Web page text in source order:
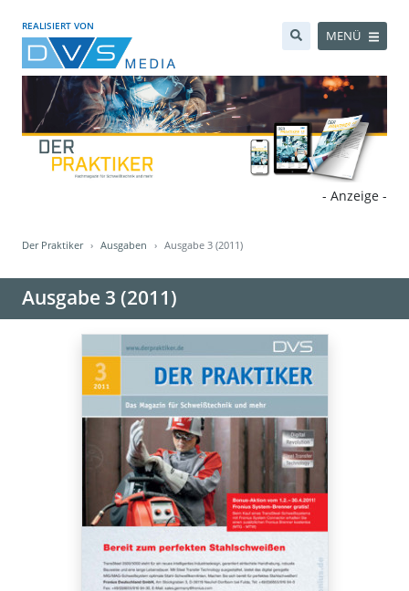
REALISIERT VON
MENÜ
- Anzeige -
Der Praktiker Ausgaben Ausgabe 3 (2011)
Ausgabe 3 (2011)